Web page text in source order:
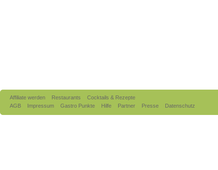
Affiliate werden Restaurants
Cocktails & Rezepte
AGB
Impressum Gastro Punkte Hilfe Partner Presse Datenschutz